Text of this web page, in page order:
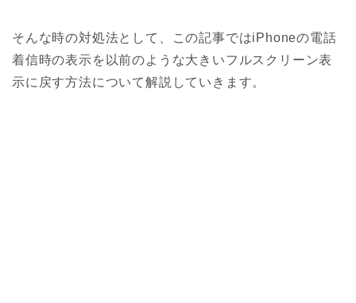
そんな時の対処法として、この記事ではiPhoneの電話
着信時の表示を以前のような大きいフルスクリーン表
示に戻す方法について解説していきます。